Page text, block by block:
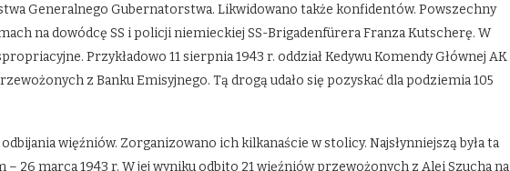
Generalnego Gubernatorstwa. Likwidowano także konfidentów. Powszechny
na dowódcę SS i policji niemieckiej SS-Brigadenfürera Franza Kutscherę. W
Przykładowo 11 sierpnia 1943 r. oddział Kedywu Komendy Głównej AK
z Banku Emisyjnego. Tą drogą udało się pozyskać dla podziemia 105
więźniów. Zorganizowano ich kilkanaście w stolicy. Najsłynniejszą była ta
26 marca 1943 r. W jej wyniku odbito 21 więźniów przewożonych z Alei Szucha na